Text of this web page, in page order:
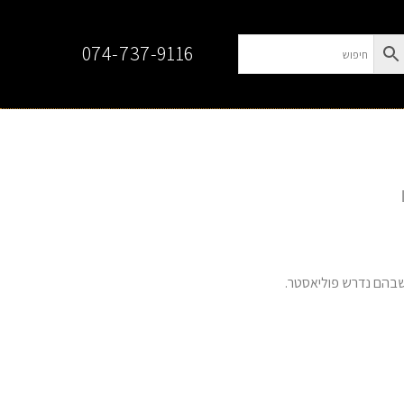
074-737-9116
שבהם נדרש פוליאסטר.